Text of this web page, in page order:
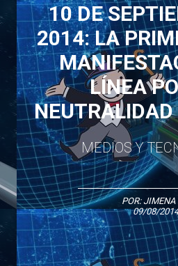
10 DE
2014: LA
LÍNEA
NEUTRALIDAD
MEDIOS Y
POR: JIMENA
09/08/2014